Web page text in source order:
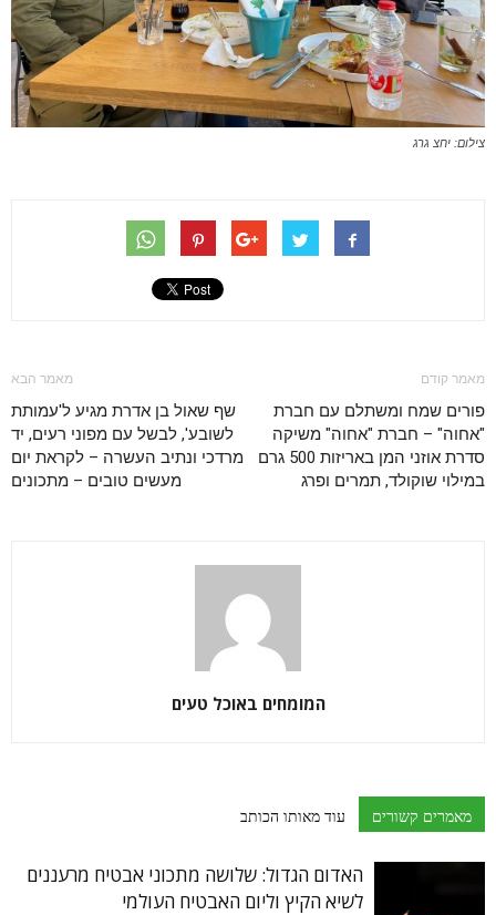
צילום: יחצ גרג
מאמר קודם
פורים שמח ומשתלם עם חברת
"אחוה" – חברת "אחוה" משיקה
סדרת אוזני המן באריזות 500 גרם
במילוי שוקולד, תמרים ופרג
מאמר הבא
שף שאול בן אדרת מגיע ל'עמותת
לשובע', לבשל עם מפוני רעים, יד
מרדכי ונתיב העשרה – לקראת יום
מעשים טובים – מתכונים
המומחים באוכל טעים
מאמרים קשורים עוד מאותו הכותב
האדום הגדול: שלושה מתכוני אבטיח מרעננים
לשיא הקיץ וליום האבטיח העולמי